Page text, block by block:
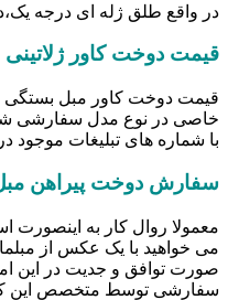
در واقع طلق ژله ای درجه
قیمت دوخت کاور
خاصی در نوع مدل سفارشی شما
با شماره های تبلیغات موجود
سفارش دوخت پیراهن
معمولا روال کار به
می خواهید با یک عکس از
صورت توافق و جدیت در این
سفارشی توسط متخصص این